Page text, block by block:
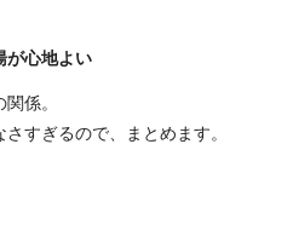
が心地よい
係。
すぎるので、まとめます。